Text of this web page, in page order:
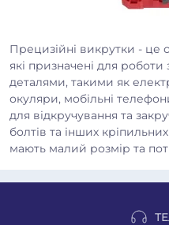
Прецизійні викрутки - це
які призначені для
деталями, такими як
окуляри, мобільні
для відкручування та
болтів та інших
мають малий розмір та